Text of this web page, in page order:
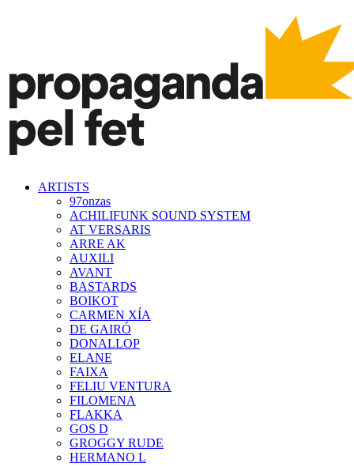
ARTISTS
97onzas
ACHILIFUNK SOUND SYSTEM
AT VERSARIS
ARRE AK
AUXILI
AVANT
BASTARDS
BOIKOT
CARMEN XÍA
DE GAIRÓ
DONALLOP
ELANE
FAIXA
FELIU VENTURA
FILOMENA
FLAKKA
GOS D
GROGGY RUDE
HERMANO L